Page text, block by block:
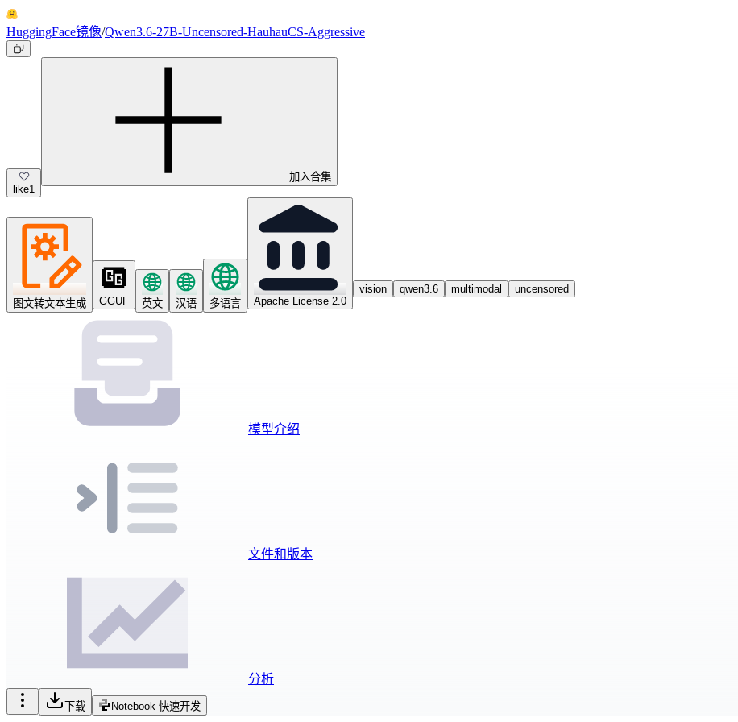
HuggingFace镜像/Qwen3.6-27B-Uncensored-HauhauCS-Aggressive
like1
加入合集
图文转文本生成 GGUF 英文 汉语 多语言 Apache License 2.0
vision qwen3.6 multimodal uncensored
模型介绍
文件和版本
分析
下载 Notebook 快速开发